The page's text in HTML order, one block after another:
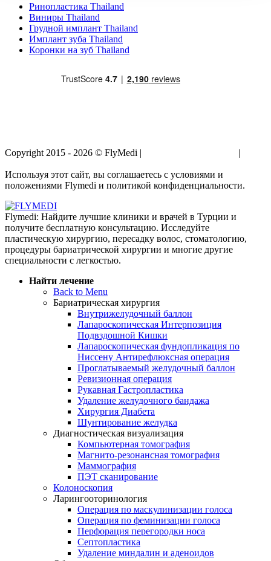
Ринопластика Thailand
Виниры Thailand
Грудной имплант Thailand
Имплант зуба Thailand
Коронки на зуб Thailand
Copyright 2015 - 2026 © FlyMedi |
|
Используя этот сайт, вы соглашаетесь с условиями и
положениями Flymedi и политикой конфиденциальности.
Flymedi: Найдите лучшие клиники и врачей в Турции и
получите бесплатную консультацию. Исследуйте
пластическую хирургию, пересадку волос, стоматологию,
процедуры бариатрической хирургии и многие другие
специальности с легкостью.
Найти лечение
Back to Menu
Бариатрическая хирургия
Внутрижелудочный баллон
Лапароскопическая Интерпозиция
Подвздошной Кишки
Лапароскопическая фундопликация по
Ниссену Антирефлюксная операция
Проглатываемый желудочный баллон
Ревизионная операция
Рукавная Гастропластика
Удаление желудочного бандажа
Хирургия Диабета
Шунтирование желудка
Диагностическая визуализация
Компьютерная томография
Магнито-резонансная томография
Маммография
ПЭТ сканирование
Колоноскопия
Ларингооторинология
Операция по маскулинизации голоса
Операция по феминизации голоса
Перфорация перегородки носа
Септопластика
Удаление миндалин и аденоидов